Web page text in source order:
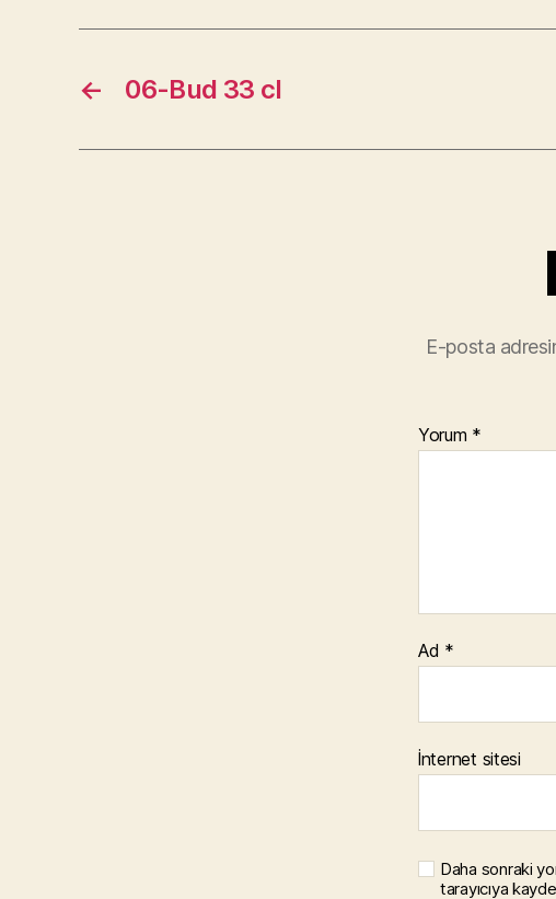
← 06-Bud 33 cl
E-posta
Yorum *
Ad *
İnternet sitesi
Daha sonraki
tarayıcıya